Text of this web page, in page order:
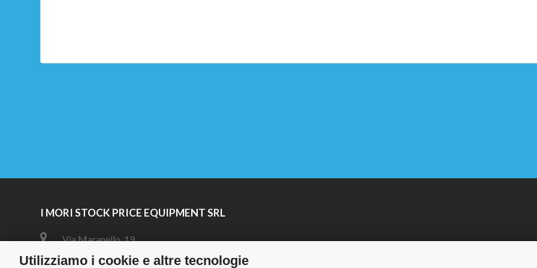
Utilizziamo i cookie e altre tecnologie
I MORI STOCK PRICE EQUIPMENT SRL
Via Maranello, 19
47853 Coriano (RN)